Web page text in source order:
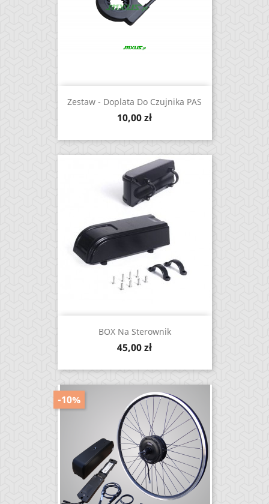
Zestaw - Doplata Do Czujnika PAS
Cena
10,00 zł
BOX Na Sterownik
Cena
45,00 zł
-10%